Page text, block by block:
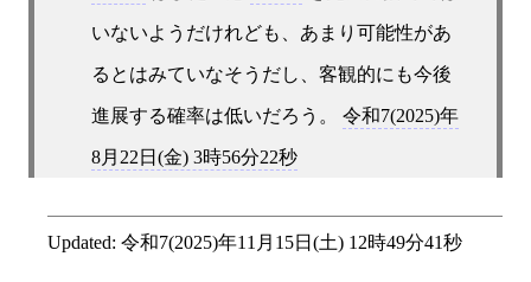
いないようだけれども、あまり可能性があ
るとはみていなそうだし、客観的にも今後
進展する確率は低いだろう。 令和7(2025)年
8月22日(金) 3時56分22秒
Updated: 令和7(2025)年11月15日(土) 12時49分41秒